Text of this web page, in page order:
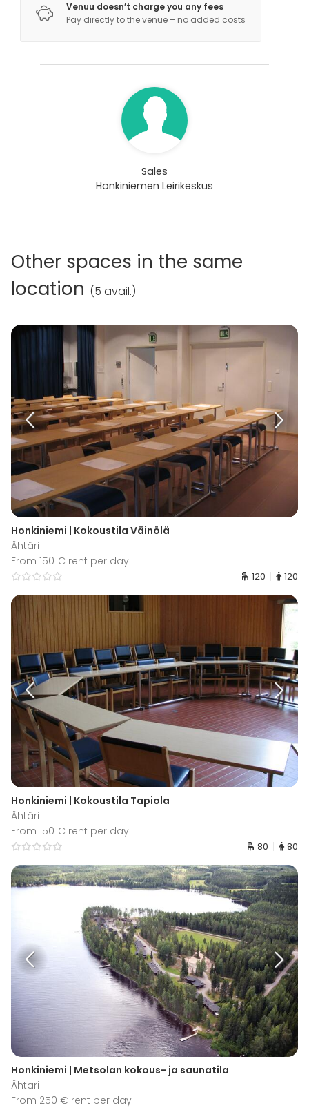
Venuu doesn’t charge you any fees
Pay directly to the venue – no added costs
Sales
Honkiniemen Leirikeskus
Other spaces in the same
location (5 avail.)
Honkiniemi | Kokoustila Väinölä
Ähtäri
From 150 € rent per day
120 120
Honkiniemi | Kokoustila Tapiola
Ähtäri
From 150 € rent per day
80 80
Honkiniemi | Metsolan kokous- ja saunatila
Ähtäri
From 250 € rent per day